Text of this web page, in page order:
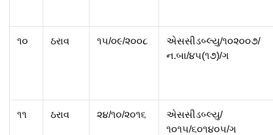
૧૦ ઠરાવ ૧૫/૦૯/૨૦૦૮
એસસીડબ્લ્યુ/૧૦૨૦૦૭/
ન.બા/૪૫(૧૭)/ગ
૧૧ ઠરાવ ૨૪/૧૦/૨૦૧૬
એસસીડબ્લ્યુ/
૧૦૧૫/૬૦૧૪૦૫/ગ